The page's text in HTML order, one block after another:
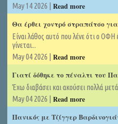
May 14 2026 | Read more
Θα έρθει χοντρό στραπάτσο
Είναι λάθος αυτό που λένε ότι ο ΟΦΗ
γίνεται...
May 04 2026 | Read more
Γιατί δόθηκε το πέναλτι του
Έχω διαβάσει και ακούσει πολλά
May 04 2026 | Read more
Πανικός με Τζίγγερ